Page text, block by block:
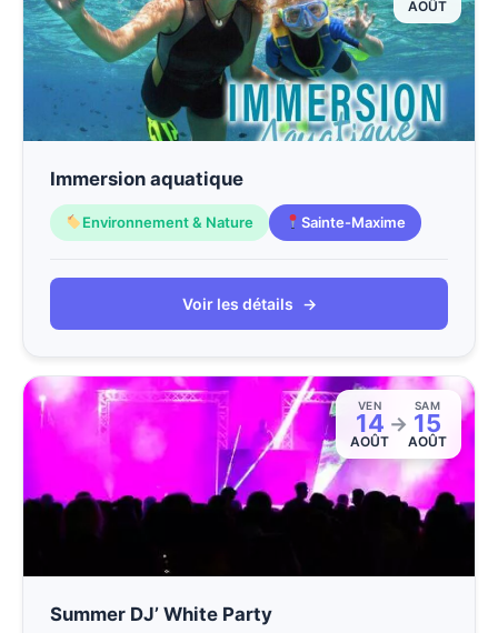
AOÛT
Immersion aquatique
Environnement & Nature Sainte-Maxime
Voir les détails →
VEN
14
AOÛT
→
SAM
15
AOÛT
Summer DJ’ White Party